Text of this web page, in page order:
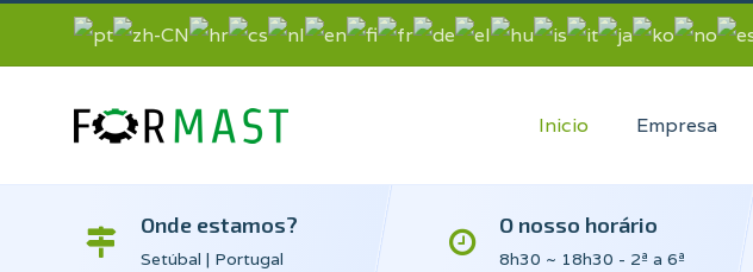
Inicio Empresa
Onde estamos?
Setúbal | Portugal
O nosso horário
8h30 ~ 18h30 - 2ª a 6ª